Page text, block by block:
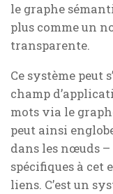
le graphe
plus comme un
transparente.
Ce système peut
champ
mots via le
peut ainsi
dans les nœuds
spécifiques à
liens. C’est un